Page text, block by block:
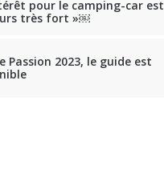
pour le camping-car est
très fort »￼
Passion 2023, le guide est